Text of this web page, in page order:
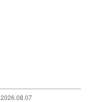
2026.08.07